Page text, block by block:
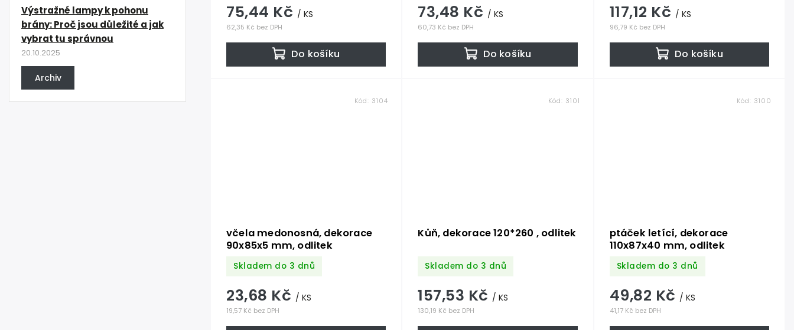
Výstražné lampy k pohonu
brány: Proč jsou důležité a jak
vybrat tu správnou
20.10.2025
Archiv
62,35 Kč bez DPH
75,44 Kč / KS
Do košíku
60,73 Kč bez DPH
73,48 Kč / KS
Do košíku
96,79 Kč bez DPH
117,12 Kč / KS
Do košíku
včela medonosná, dekorace
90x85x5 mm, odlitek
Skladem do 3 dnů
19,57 Kč bez DPH
23,68 Kč / KS
Kód: 3104
Kůň, dekorace 120*260 , odlitek
Skladem do 3 dnů
130,19 Kč bez DPH
157,53 Kč / KS
Kód: 3101
ptáček letící, dekorace
110x87x40 mm, odlitek
Skladem do 3 dnů
41,17 Kč bez DPH
49,82 Kč / KS
Kód: 3100